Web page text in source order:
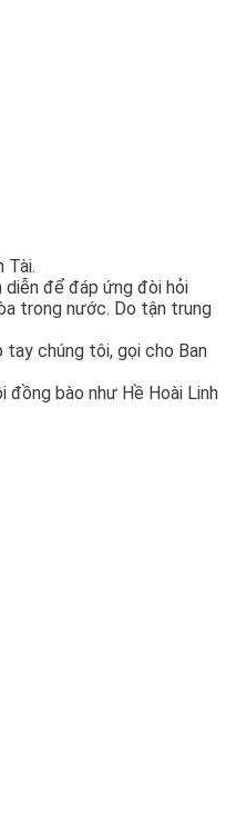
Tài.
diễn để đáp ứng đòi hỏi
trong nước. Do tận trung
tay chúng tôi, gọi cho Ban
bào như Hề Hoài Linh